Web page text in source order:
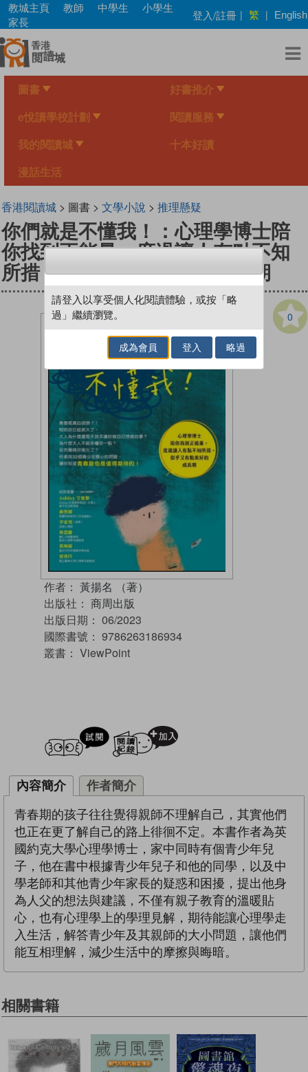
Skip
main
content
教城主頁 教師 中學生
小學生
家長
登入/註冊 | 繁 | English
圖書 好書推介
e悅讀學校計劃 閱讀服務
我的閱讀城 十本好讀
漫話生活
香港閱讀城> 圖書 > 文學小說 > 推理懸疑
你們就是不懂我！：心理學博士陪
你找到正能量，度過讓人有點不知
所措，似乎又有點美好的成長期
0
作者： 黃揚名 （著）
出版社： 商周出版
出版日期： 06/2023
國際書號： 9786263186934
叢書： ViewPoint
試閲
內容簡介 作者簡介
青春期的孩子往往覺得親師不理解自己，其實他們
也正在更了解自己的路上徘徊不定。本書作者為英
國約克大學心理學博士，家中同時有個青少年兒
子，他在書中根據青少年兒子和他的同學，以及中
學老師和其他青少年家長的疑惑和困擾，提出他身
為人父的想法與建議，不僅有親子教育的溫暖貼
心，也有心理學上的學理見解，期待能讓心理學走
入生活，解答青少年及其親師的大小問題，讓他們
能互相理解，減少生活中的摩擦與晦暗。
相關書籍
請登入以享受個人化閱讀體驗，或按「略
過」繼續瀏覽。
成為會員 登入 略過